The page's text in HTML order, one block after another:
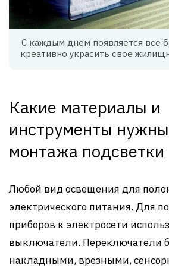
С каждым днем появляется все
креативно украсить свое
Какие материалы и
инструменты
монтажа подсветки
Любой вид освещения для
электрического питания. Для
приборов к электросети
выключатели. Переключатели
накладными, врезными,